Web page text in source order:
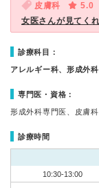
皮膚科
5.0
女医さんが見てく
診療科目：
アレルギー科、形成外
専門医・資格：
形成外科専門医、皮膚
診療時間
10:30-13:00